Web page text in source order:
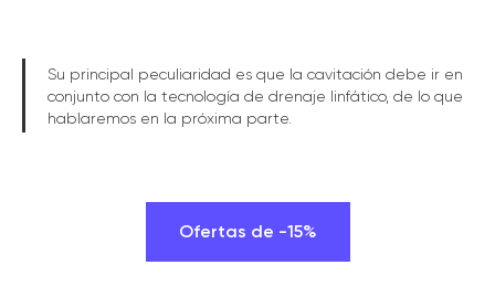
Su principal peculiaridad es que la cavitación debe ir en
conjunto con la tecnología de drenaje linfático, de lo que
hablaremos en la próxima parte.
Ofertas de -15%